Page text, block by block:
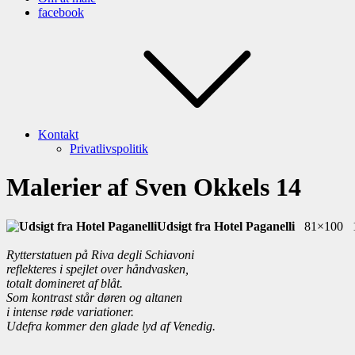
facebook
Kontakt
Privatlivspolitik
Malerier af Sven Okkels 14
Udsigt fra Hotel Paganelli 81×100
Rytterstatuen på Riva degli Schiavoni
reflekteres i spejlet over håndvasken,
totalt domineret af blåt.
Som kontrast står døren og altanen
i intense røde variationer.
Udefra kommer den glade lyd af Venedig.